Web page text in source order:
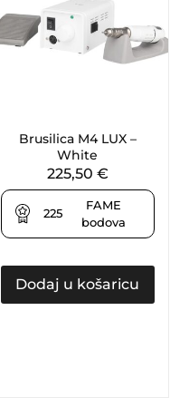
Brusilica M4 LUX –
White
225,50 €
225
FAME
bodova
Dodaj u košaricu